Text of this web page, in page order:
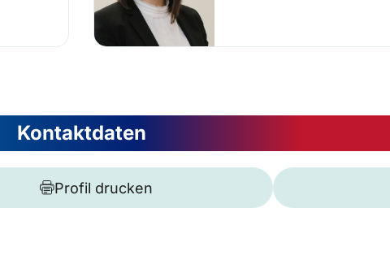
Kontaktdaten
Profil drucken